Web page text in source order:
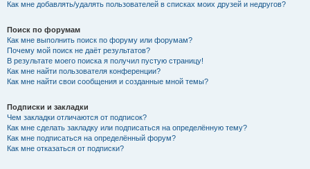
Как мне добавлять/удалять пользователей в списках моих друзей и недругов?
Поиск по форумам
Как мне выполнить поиск по форуму или форумам?
Почему мой поиск не даёт результатов?
В результате моего поиска я получил пустую страницу!
Как мне найти пользователя конференции?
Как мне найти свои сообщения и созданные мной темы?
Подписки и закладки
Чем закладки отличаются от подписок?
Как мне сделать закладку или подписаться на определённую тему?
Как мне подписаться на определённый форум?
Как мне отказаться от подписки?